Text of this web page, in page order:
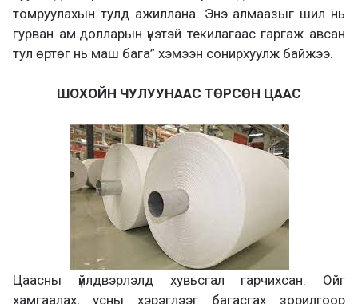
томруулахын тулд ажиллана. Энэ алмаазыг шил нь
гурван ам.долларын үнэтэй текилагаас гаргаж авсан
тул өртөг нь маш бага” хэмээн сонирхуулж байжээ.
ШОХОЙН ЧУЛУУНААС ТӨРСӨН ЦААС
Цаасны үйлдвэрлэлд хувьсгал гарчихсан. Ойг
хамгаалах, усны хэрэглээг багасгах зорилгоор